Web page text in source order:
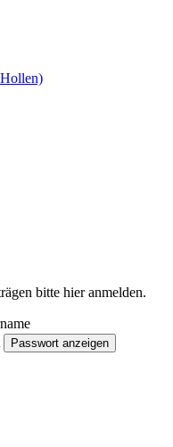
bitte hier anmelden.
Passwort anzeigen